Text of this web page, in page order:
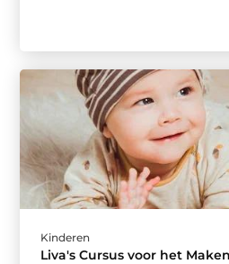
Kinderen
Liva's Cursus voor het